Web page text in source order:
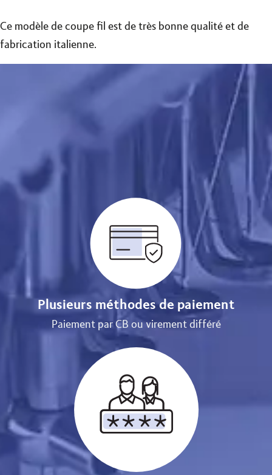
Ce modèle de coupe fil est de très bonne qualité et de
fabrication italienne.
Plusieurs méthodes de paiement
Paiement par CB ou virement différé